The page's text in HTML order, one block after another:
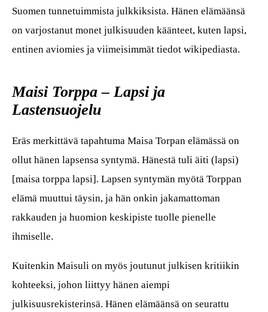
Suomen tunnetuimmista julkkiksista. Hänen elämäänsä
on varjostanut monet julkisuuden käänteet, kuten lapsi,
entinen aviomies ja viimeisimmät tiedot wikipediasta.
Maisi Torppa – Lapsi ja
Lastensuojelu
Eräs merkittävä tapahtuma Maisa Torpan elämässä on
ollut hänen lapsensa syntymä. Hänestä tuli äiti (lapsi)
[maisa torppa lapsi]. Lapsen syntymän myötä Torppan
elämä muuttui täysin, ja hän onkin jakamattoman
rakkauden ja huomion keskipiste tuolle pienelle
ihmiselle.
Kuitenkin Maisuli on myös joutunut julkisen kritiikin
kohteeksi, johon liittyy hänen aiempi
julkisuusrekisterinsä. Hänen elämäänsä on seurattu